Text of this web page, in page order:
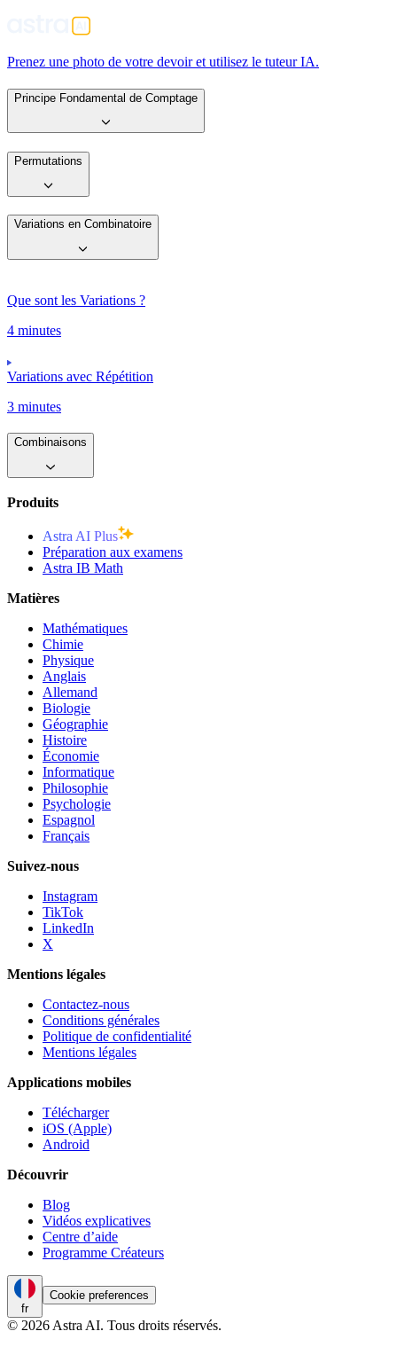
Prenez une photo de votre devoir et utilisez le tuteur IA.
Principe Fondamental de Comptage
Permutations
Variations en Combinatoire
Que sont les Variations ?
4 minutes
Variations avec Répétition
3 minutes
Combinaisons
Produits
Astra AI Plus
Préparation aux examens
Astra IB Math
Matières
Mathématiques
Chimie
Physique
Anglais
Allemand
Biologie
Géographie
Histoire
Économie
Informatique
Philosophie
Psychologie
Espagnol
Français
Suivez-nous
Instagram
TikTok
LinkedIn
X
Mentions légales
Contactez-nous
Conditions générales
Politique de confidentialité
Mentions légales
Applications mobiles
Télécharger
iOS (Apple)
Android
Découvrir
Blog
Vidéos explicatives
Centre d’aide
Programme Créateurs
fr
Cookie preferences
© 2026 Astra AI. Tous droits réservés.